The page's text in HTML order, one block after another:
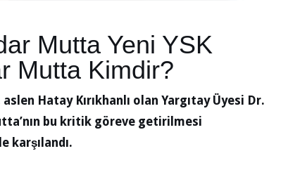
Mutta Yeni YSK
Mutta Kimdir?
Hatay Kırıkhanlı olan Yargıtay Üyesi Dr.
bu kritik göreve getirilmesi
karşılandı.